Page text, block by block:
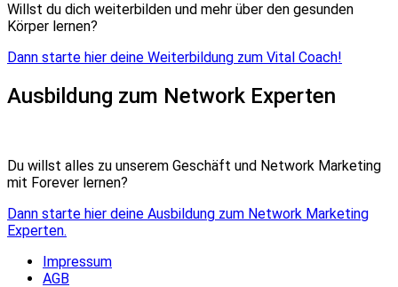
Willst du dich weiterbilden und mehr über den gesunden
Körper lernen?
Dann starte hier deine Weiterbildung zum Vital Coach!
Ausbildung zum Network Experten
Du willst alles zu unserem Geschäft und Network Marketing
mit Forever lernen?
Dann starte hier deine Ausbildung zum Network Marketing
Experten.
Impressum
AGB